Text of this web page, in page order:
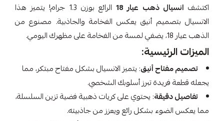
اكتشف انسيال ذهب عيار 18
الرائع بوزن 1.3 جرام! يتميز هذا
الانسيال بتصميم أنيق يعكس الفخامة والجاذبية. مصنوع من
الذهب عيار 18، يضفي لمسة من الفخامة على مظهرك اليومي.
الميزات الرئيسية:
تصميم مفتاح أنيق: يتميز الانسيال بشكل مفتاح مبتكر، مما
يجعله قطعة فريدة تبرز أسلوبك الشخصي.
تفاصيل دقيقة: يحتوي على كريات ذهبية فضية تزين السلسلة،
مما يعكس الضوء بشكل رائع ويعزز من جاذبيته.